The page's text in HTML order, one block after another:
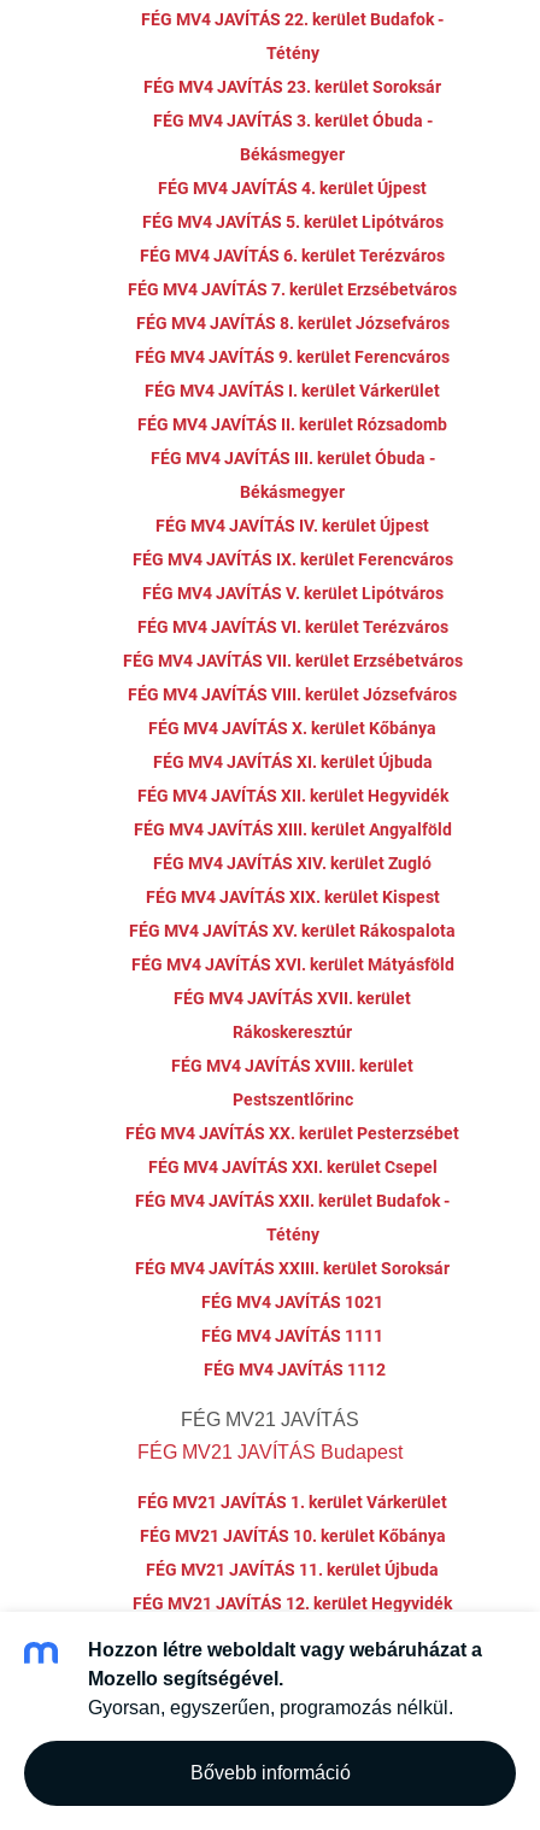
FÉG MV4 JAVÍTÁS 22. kerület Budafok -
Tétény
FÉG MV4 JAVÍTÁS 23. kerület Soroksár
FÉG MV4 JAVÍTÁS 3. kerület Óbuda -
Békásmegyer
FÉG MV4 JAVÍTÁS 4. kerület Újpest
FÉG MV4 JAVÍTÁS 5. kerület Lipótváros
FÉG MV4 JAVÍTÁS 6. kerület Terézváros
FÉG MV4 JAVÍTÁS 7. kerület Erzsébetváros
FÉG MV4 JAVÍTÁS 8. kerület Józsefváros
FÉG MV4 JAVÍTÁS 9. kerület Ferencváros
FÉG MV4 JAVÍTÁS I. kerület Várkerület
FÉG MV4 JAVÍTÁS II. kerület Rózsadomb
FÉG MV4 JAVÍTÁS III. kerület Óbuda -
Békásmegyer
FÉG MV4 JAVÍTÁS IV. kerület Újpest
FÉG MV4 JAVÍTÁS IX. kerület Ferencváros
FÉG MV4 JAVÍTÁS V. kerület Lipótváros
FÉG MV4 JAVÍTÁS VI. kerület Terézváros
FÉG MV4 JAVÍTÁS VII. kerület Erzsébetváros
FÉG MV4 JAVÍTÁS VIII. kerület Józsefváros
FÉG MV4 JAVÍTÁS X. kerület Kőbánya
FÉG MV4 JAVÍTÁS XI. kerület Újbuda
FÉG MV4 JAVÍTÁS XII. kerület Hegyvidék
FÉG MV4 JAVÍTÁS XIII. kerület Angyalföld
FÉG MV4 JAVÍTÁS XIV. kerület Zugló
FÉG MV4 JAVÍTÁS XIX. kerület Kispest
FÉG MV4 JAVÍTÁS XV. kerület Rákospalota
FÉG MV4 JAVÍTÁS XVI. kerület Mátyásföld
FÉG MV4 JAVÍTÁS XVII. kerület
Rákoskeresztúr
FÉG MV4 JAVÍTÁS XVIII. kerület
Pestszentlőrinc
FÉG MV4 JAVÍTÁS XX. kerület Pesterzsébet
FÉG MV4 JAVÍTÁS XXI. kerület Csepel
FÉG MV4 JAVÍTÁS XXII. kerület Budafok -
Tétény
FÉG MV4 JAVÍTÁS XXIII. kerület Soroksár
FÉG MV4 JAVÍTÁS 1021
FÉG MV4 JAVÍTÁS 1111
FÉG MV4 JAVÍTÁS 1112
FÉG MV21 JAVÍTÁS
FÉG MV21 JAVÍTÁS Budapest
FÉG MV21 JAVÍTÁS 1. kerület Várkerület
FÉG MV21 JAVÍTÁS 10. kerület Kőbánya
FÉG MV21 JAVÍTÁS 11. kerület Újbuda
FÉG MV21 JAVÍTÁS 12. kerület Hegyvidék
FÉG MV21 JAVÍTÁS 13. kerület Angyalföld
FÉG MV21 JAVÍTÁS 14. kerület Zugló
FÉG MV21 JAVÍTÁS 15. kerület Rákospalota
FÉG MV21 JAVÍTÁS 16. kerület Mátyásföld
FÉG MV21 JAVÍTÁS 17. kerület
Rákoskeresztúr
Hozzon létre weboldalt vagy webáruházat a
Mozello segítségével.
Gyorsan, egyszerűen, programozás nélkül.
Bővebb információ